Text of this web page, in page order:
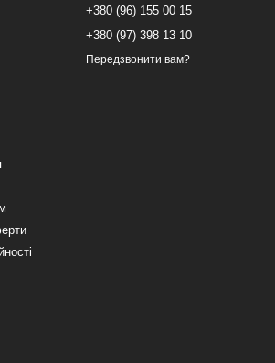
+380 (96) 155 00 15
+380 (97) 398 13 10
Передзвонити вам?